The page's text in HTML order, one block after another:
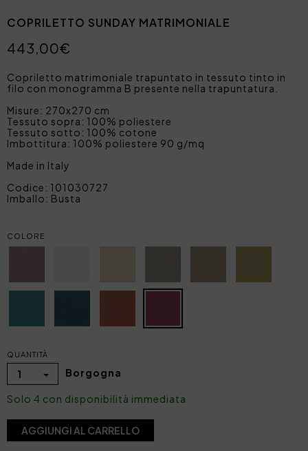
COPRILETTO SUNDAY MATRIMONIALE
443,00€
Copriletto matrimoniale trapuntato in tessuto tinto in
filo con monogramma B presente nella trapuntatura.
Misure: 270x270 cm
Tessuto sopra: 100% poliestere
Tessuto sotto: 100% cotone
Imbottitura: 100% poliestere 90 g/mq
Made in Italy
Codice: 101030727
Imballo: Busta
COLORE
QUANTITÀ
1 Borgogna
Solo 4 con disponibilità immediata
AGGIUNGI AL CARRELLO